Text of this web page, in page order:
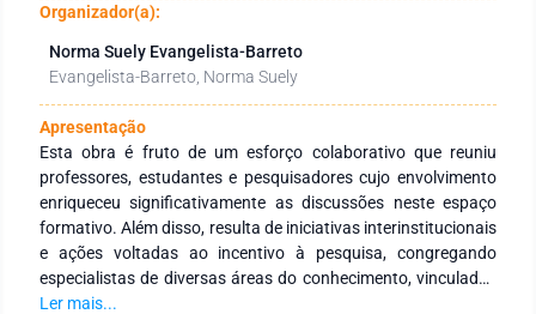
Organizador(a):
Norma Suely Evangelista-Barreto
Evangelista-Barreto, Norma Suely
Apresentação
Esta obra é fruto de um esforço colaborativo que reuniu
professores, estudantes e pesquisadores cujo envolvimento
enriqueceu significativamente as discussões neste espaço
formativo. Além disso, resulta de iniciativas interinstitucionais
e ações voltadas ao incentivo à pesquisa, congregando
especialistas de diversas áreas do conhecimento, vinculados
a Instituições de Educação Superior, públicas e privadas, em
Ler mais...